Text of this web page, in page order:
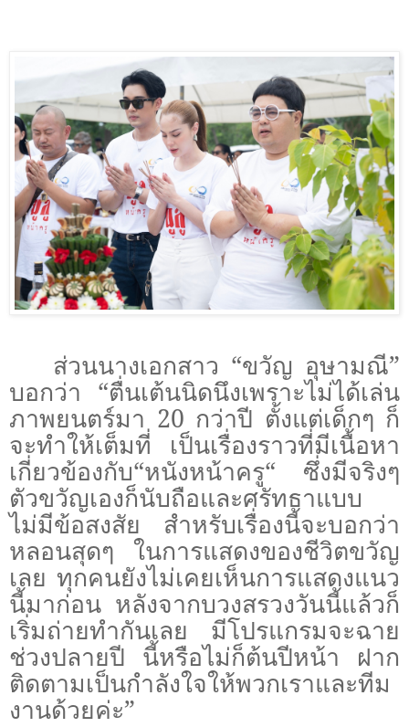
ส่วนนางเอกสาว “ขวัญ อุษามณี”
บอกว่า “ตื่นเต้นนิดนึงเพราะไม่ได้เล่น
ภาพยนตร์มา 20 กว่าปี ตั้งแต่เด็กๆ ก็
จะทำให้เต็มที่ เป็นเรื่องราวที่มีเนื้อหา
เกี่ยวข้องกับ“หนังหน้าครู“ ซึ่งมีจริงๆ
ตัวขวัญเองก็นับถือและศรัทธาแบบ
ไม่มีข้อสงสัย สำหรับเรื่องนี้จะบอกว่า
หลอนสุดๆ ในการแสดงของชีวิตขวัญ
เลย ทุกคนยังไม่เคยเห็นการแสดงแนว
นี้มาก่อน หลังจากบวงสรวงวันนี้แล้วก็
เริ่มถ่ายทำกันเลย มีโปรแกรมจะฉาย
ช่วงปลายปี นี้หรือไม่ก็ต้นปีหน้า ฝาก
ติดตามเป็นกำลังใจให้พวกเราและทีม
งานด้วยค่ะ”